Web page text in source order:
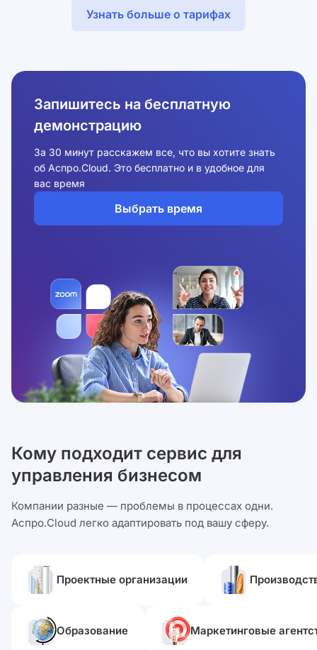
Узнать больше о тарифах
Запишитесь на бесплатную
демонстрацию
За 30 минут расскажем все, что вы хотите знать
об Аспро.Cloud. Это бесплатно и в удобное для
вас время
Выбрать время
Кому подходит сервис для
управления бизнесом
Компании разные — проблемы в процессах одни.
Аспро.Cloud легко адаптировать под вашу сферу.
Проектные организации
Образование Маркетинговые